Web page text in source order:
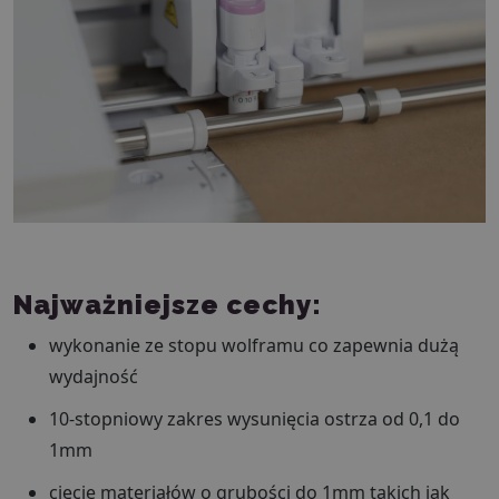
Najważniejsze cechy:
wykonanie ze stopu wolframu co zapewnia dużą
wydajność
10-stopniowy zakres wysunięcia ostrza od 0,1 do
1mm
cięcie materiałów o grubości do 1mm takich jak